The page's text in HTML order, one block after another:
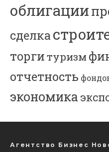
облигации
сделка
торгитуризм
отчетность
экономика
Агентство Бизнес